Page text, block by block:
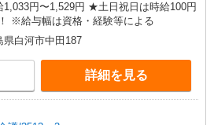
円〜1,529円 ★土日祝日は時給100円
※給与幅は資格・経験等による
県白河市中田187
詳細を見る